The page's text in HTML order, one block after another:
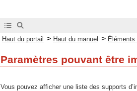
Haut du portail > Haut du manuel > Éléments
Paramètres pouvant être
Vous pouvez afficher une liste des supports